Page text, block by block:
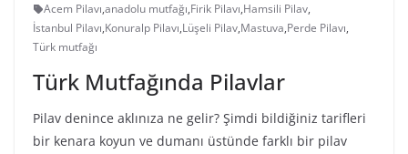
Acem Pilavı,anadolu mutfağı,Firik Pilavı,Hamsili Pilav,
İstanbul Pilavı,Konuralp Pilavı,Lüşeli Pilav,Mastuva,Perde Pilavı,
Türk mutfağı
Türk Mutfağında Pilavlar
Pilav denince aklınıza ne gelir? Şimdi bildiğiniz tarifleri
bir kenara koyun ve dumanı üstünde farklı bir pilav